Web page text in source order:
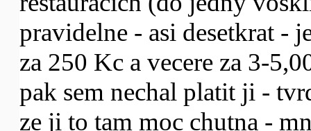
pravidelne - asi desetkrat -
za 250 Kc a vecere za 3-
pak sem nechal platit ji -
ze ji to tam moc chutna -